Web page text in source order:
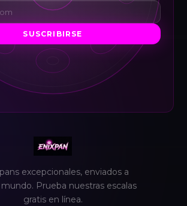
SUSCRIBIRSE
excepcionales, enviados a
Prueba nuestras escalas
gratis en línea.